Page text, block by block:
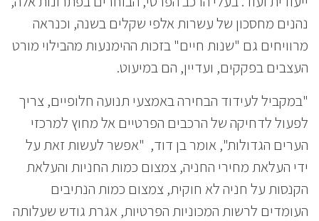
נהנים מחסכון של עשרות אלפי שקלים בשנה, וכנראה
מרוויחים גם "שנות חיים" בזכות ההימנעות מהבילוי מורט
העצבים בפקקים, ועדיין, הם במיעוט.
"במקביל לעידוד הבחירה באמצעי תנועה חלופיים, צריך
לפעול לדחיקה של הרכבים הפרטיים אל מחוץ למרכזי
הערים הגדולות", אומר בן דוד, "אפשר לעשות זאת על
ידי העלאת מחירי החניה, צמצום כמות החניות והעלאת
הקנסות על חניה לא חוקית, צמצום כמות הנתיבים
העומדים לרשות המכוניות הפרטיות, אגרת גודש שעלותה